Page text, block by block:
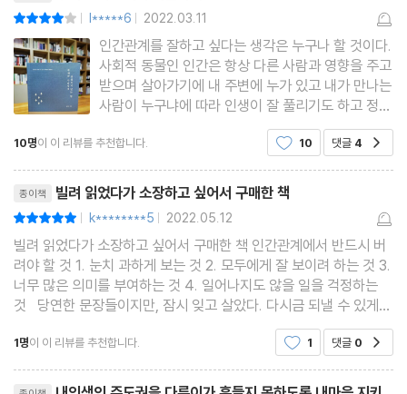
미친 듯이 매력적인 사람들의 특징 -119
인간의 본성을 알 수 있는 가장 좋은 방법 -125
잘 배운 사람이 무례한 사람을 무기력하게 만들 수 있는 이유 -130
평생 함께 해야 할 사람의 공통적인 특징 -136
인맥 쌓기 전에 실력부터 쌓아야 하는 이유 -140
심리학자의 인간관계 조언 -143
Chapter 5 : 반드시 알아야 할 인간관계 상식
인간관계에서 은근히 무서운 사람 특징 -151
반드시 알아야 할 인간관계 상식 -156
인간관계에서 1도 필요 없는 것들 -161
착한데 만만하지 않은 사람의 특징 -167
상대에게 원하는 것을 얻을 수 있는 5가지 방법 -173
최소한의 노력으로 관계에서 호감을 얻는 방법 -181
| l*****6 | 2022.03.11
인간관계를 잘하고 싶다는 생각은 누구나 할 것이다.
사회적 동물인 인간은 항상 다른 사람과 영향을 주고
받으며 살아가기에 내 주변에 누가 있고 내가 만나는
사람이 누구냐에 따라 인생이 잘 풀리기도 하고 정반
대일 수도 있다. 그럼 어떤 사람을 만나는 것이 정답
일까? 나름의 기준을 세우지 않는다면 인간관계에서
정재훈의
10명이 이 리뷰를 추천합니다. 10 댓글 4
종이책 빌려 읽었다가 소장하고 싶어서 구매한 책
| k********5 | 2022.05.12
빌려 읽었다가 소장하고 싶어서 구매한 책 인간관계에서 반드시 버
려야 할 것 1. 눈치 과하게 보는 것 2. 모두에게 잘 보이려 하는 것 3.
너무 많은 의미를 부여하는 것 4. 일어나지도 않을 일을 걱정하는
것 당연한 문장들이지만, 잠시 잊고 살았다. 다시금 되낼 수 있게
자주 찾을 책이라고 생각한다.
1명이 이 리뷰를 추천합니다. 1 댓글 0